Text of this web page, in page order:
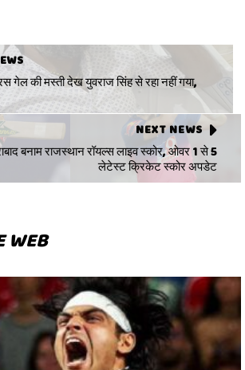
गेल की मस्ती देख युवराज सिंह से रहा नहीं गया,
NEXT NEWS
बनाम राजस्थान रॉयल्स लाइव स्कोर, ओवर 1 से 5
लेटेस्ट क्रिकेट स्कोर अपडेट
WEB